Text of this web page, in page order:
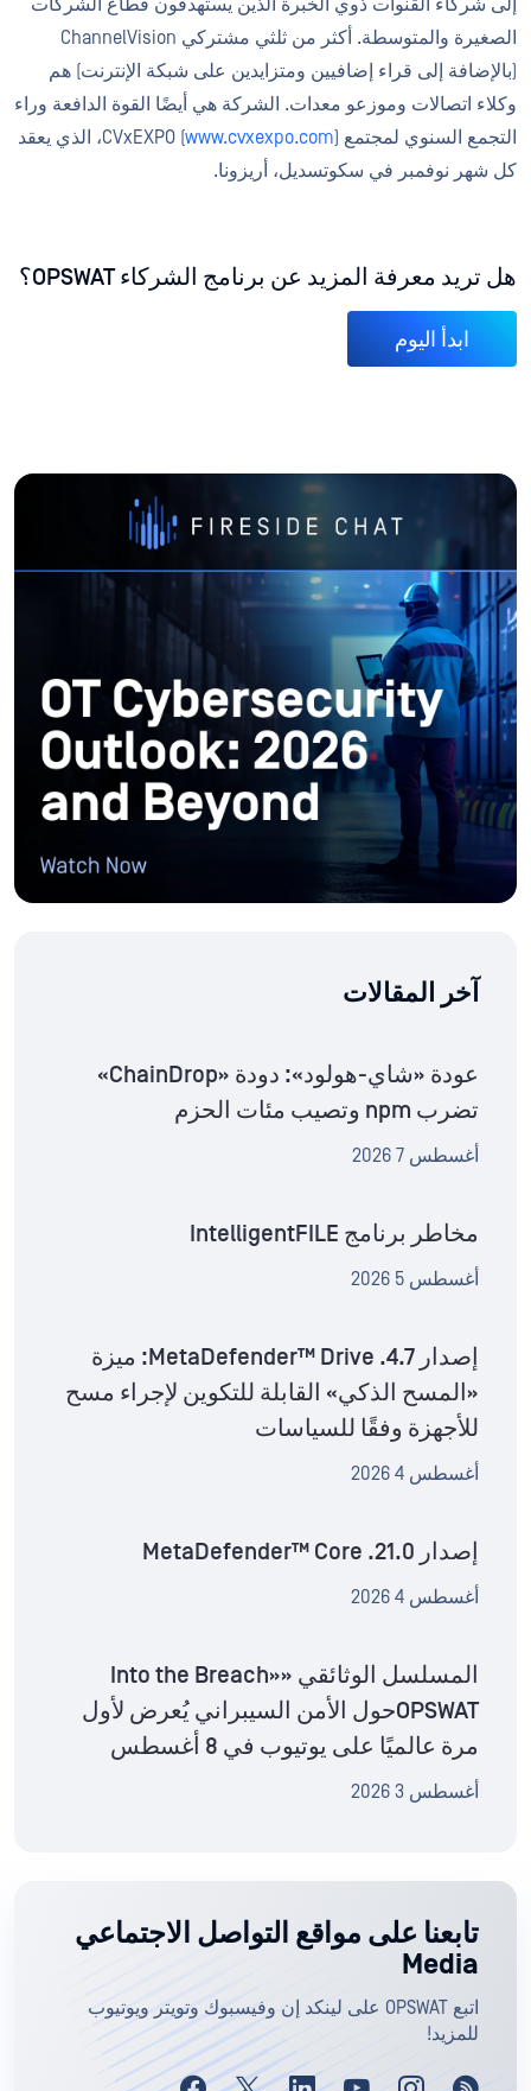
إلى شركاء القنوات ذوي الخبرة الذين يستهدفون قطاع الشركات
الصغيرة والمتوسطة. أكثر من ثلثي مشتركي ChannelVision
(بالإضافة إلى قراء إضافيين ومتزايدين على شبكة الإنترنت) هم
وكلاء اتصالات وموزعو معدات. الشركة هي أيضًا القوة الدافعة وراء
التجمع السنوي لمجتمع CVxEXPO ( www.cvxexpo.com
)، الذي يعقد
كل شهر نوفمبر في سكوتسديل، أريزونا.
هل تريد معرفة المزيد عن برنامج الشركاء OPSWAT؟
ابدأ اليوم
آخر المقالات
عودة «شاي-هولود»: دودة «ChainDrop»
تضرب npm وتصيب مئات الحزم
أغسطس 7 2026
مخاطر برنامج IntelligentFILE
أغسطس 5 2026
إصدار MetaDefender™ Drive .4.7: ميزة
«المسح الذكي» القابلة للتكوين لإجراء مسح
للأجهزة وفقًا للسياسات
أغسطس 4 2026
إصدار MetaDefender™ Core .21.0
أغسطس 4 2026
المسلسل الوثائقي «Into the Breach»
OPSWATحول الأمن السيبراني يُعرض لأول
مرة عالميًا على يوتيوب في 8 أغسطس
أغسطس 3 2026
تابعنا على مواقع التواصل الاجتماعي
Media
اتبع OPSWAT على لينكد إن وفيسبوك وتويتر ويوتيوب
للمزيد!